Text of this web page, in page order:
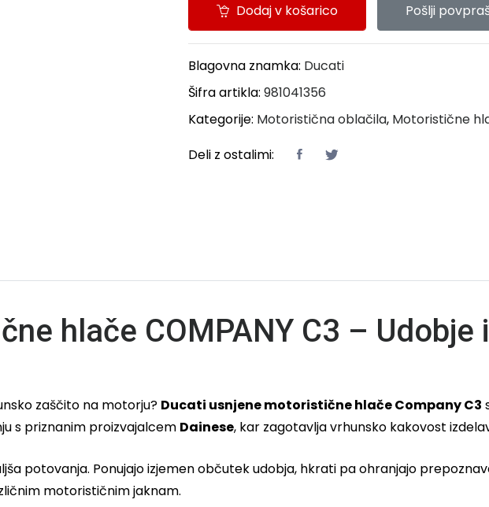
Dodaj v košarico Pošlji
Blagovna znamka: Ducati
Šifra artikla: 981041356
Kategorije: Motoristična oblačila, Motoristične
Deli z ostalimi:
hlače COMPANY C3 – Udobje
zaščito na motorju? Ducati usnjene motoristične hlače Company C3
s priznanim proizvajalcem Dainese, kar zagotavlja vrhunsko kakovost
potovanja. Ponujajo izjemen občutek udobja, hkrati pa ohranjajo
motorističnim jaknam.